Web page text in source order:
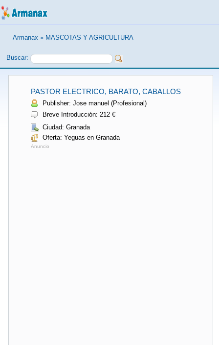
Armanax » MASCOTAS Y AGRICULTURA
Buscar:
PASTOR ELECTRICO, BARATO, CABALLOS
Publisher: Jose manuel (Profesional)
Breve Introducción: 212 €
Ciudad: Granada
Oferta: Yeguas en Granada
Anuncio